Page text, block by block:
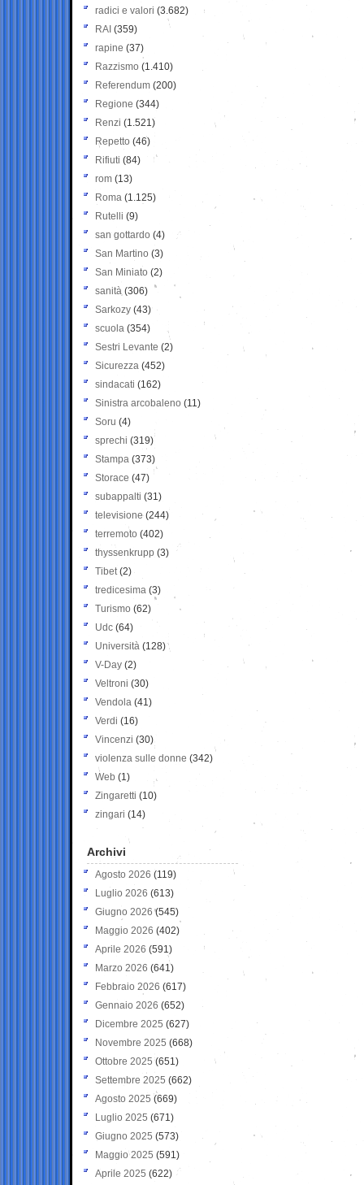
radici e valori (3.682)
RAI (359)
rapine (37)
Razzismo (1.410)
Referendum (200)
Regione (344)
Renzi (1.521)
Repetto (46)
Rifiuti (84)
rom (13)
Roma (1.125)
Rutelli (9)
san gottardo (4)
San Martino (3)
San Miniato (2)
sanità (306)
Sarkozy (43)
scuola (354)
Sestri Levante (2)
Sicurezza (452)
sindacati (162)
Sinistra arcobaleno (11)
Soru (4)
sprechi (319)
Stampa (373)
Storace (47)
subappalti (31)
televisione(244)
terremoto (402)
thyssenkrupp (3)
Tibet(2)
tredicesima (3)
Turismo (62)
Udc (64)
Università (128)
V-Day (2)
Veltroni (30)
Vendola (41)
Verdi (16)
Vincenzi (30)
violenza sulle donne (342)
Web (1)
Zingaretti (10)
zingari (14)
Archivi
Agosto 2026 (119)
Luglio 2026 (613)
Giugno 2026 (545)
Maggio 2026 (402)
Aprile 2026 (591)
Marzo 2026 (641)
Febbraio 2026 (617)
Gennaio 2026 (652)
Dicembre 2025 (627)
Novembre 2025 (668)
Ottobre 2025 (651)
Settembre 2025 (662)
Agosto 2025 (669)
Luglio 2025 (671)
Giugno 2025 (573)
Maggio 2025 (591)
Aprile 2025 (622)